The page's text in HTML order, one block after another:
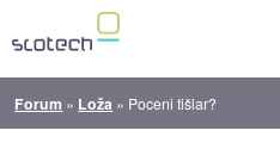
Forum » Loža » Poceni tišlar?